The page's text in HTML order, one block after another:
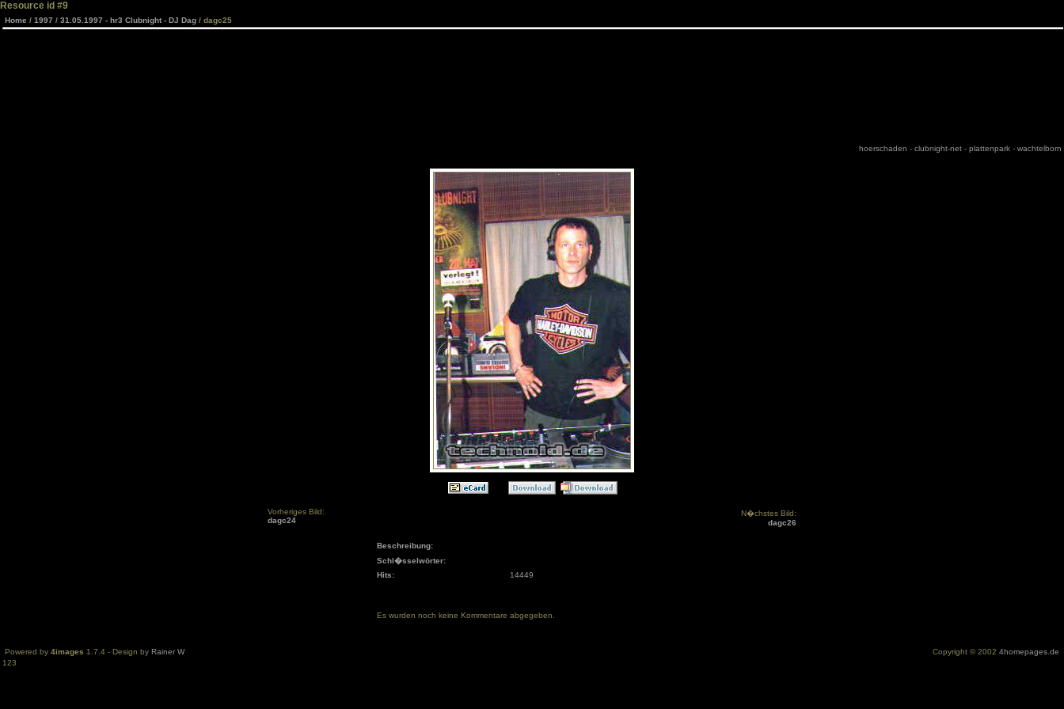
Resource id #9
Home / 1997 / 31.05.1997 - hr3 Clubnight - DJ Dag / dagc25
hoerschaden - clubnight-net - plattenpark - wachtelborn
Vorheriges Bild:
dagc24
N�chstes Bild:
dagc26
Beschreibung:
Schl�sselwörter:
Hits:
14449
Es wurden noch keine Kommentare abgegeben.
Powered by 4images 1.7.4 - Design by Rainer W Copyright © 2002 4homepages.de
123